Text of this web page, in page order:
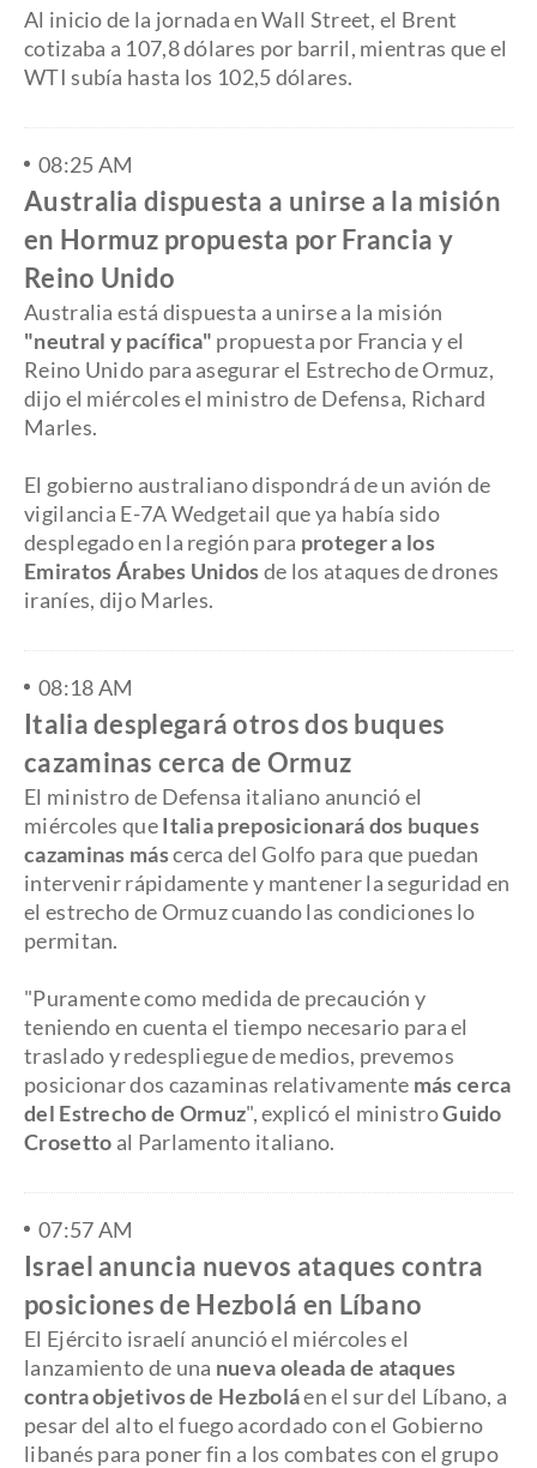
Al inicio de la jornada en Wall Street, el Brent
cotizaba a 107,8 dólares por barril, mientras que el
WTI subía hasta los 102,5 dólares.
08:25 AM
Australia dispuesta a unirse a la misión
en Hormuz propuesta por Francia y
Reino Unido
Australia está dispuesta a unirse a la misión
"neutral y pacífica" propuesta por Francia y el
Reino Unido para asegurar el Estrecho de Ormuz,
dijo el miércoles el ministro de Defensa, Richard
Marles.
El gobierno australiano dispondrá de un avión de
vigilancia E-7A Wedgetail que ya había sido
desplegado en la región para proteger a los
Emiratos Árabes Unidosde los ataques de drones
iraníes, dijo Marles.
08:18 AM
Italia desplegará otros dos buques
cazaminas cerca de Ormuz
El ministro de Defensa italiano anunció el
miércoles queItalia preposicionará dos buques
cazaminas máscerca del Golfo para que puedan
intervenir rápidamente y mantener la seguridad en
el estrecho de Ormuz cuando las condiciones lo
permitan.
"Puramente como medida de precaución y
teniendo en cuenta el tiempo necesario para el
traslado y redespliegue de medios, prevemos
posicionar dos cazaminas relativamente más cerca
del Estrecho de Ormuz", explicó el ministroGuido
Crosetto al Parlamento italiano.
07:57 AM
Israel anuncia nuevos ataques contra
posiciones de Hezbolá en Líbano
El Ejército israelí anunció el miércoles el
lanzamiento de una nueva oleada de ataques
contra objetivos de Hezboláen el sur del Líbano, a
pesar del alto el fuego acordado con el Gobierno
libanés para poner fin a los combates con el grupo